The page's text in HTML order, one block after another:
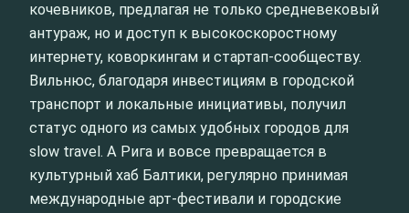
кочевников, предлагая не только средневековый
антураж, но и доступ к высокоскоростному
интернету, коворкингам и стартап-сообществу.
Вильнюс, благодаря инвестициям в городской
транспорт и локальные инициативы, получил
статус одного из самых удобных городов для
slow travel. А Рига и вовсе превращается в
культурный хаб Балтики, регулярно принимая
международные арт-фестивали и городские